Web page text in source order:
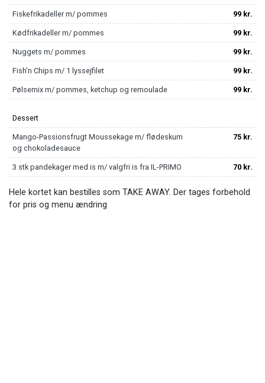
Fiskefrikadeller m/ pommes 99 kr.
Kødfrikadeller m/ pommes 99 kr.
Nuggets m/ pommes 99 kr.
Fish'n Chips m/ 1 lyssejfilet 99 kr.
Pølsemix m/ pommes, ketchup og remoulade 99 kr.
Dessert
Mango-Passionsfrugt Moussekage m/ flødeskum
og chokoladesauce
75 kr.
3 stk pandekager med is m/ valgfri is fra IL-PRIMO 70 kr.
Hele kortet kan bestilles som TAKE AWAY. Der tages forbehold
for pris og menu ændring